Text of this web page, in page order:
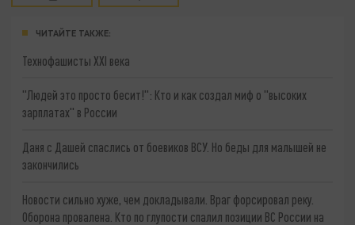
ЧИТАЙТЕ ТАКЖЕ:
Технофашисты XXI века
"Людей это просто бесит!": Кто и как создал миф о "высоких
зарплатах" в России
Даня с Дашей спаслись от боевиков ВСУ. Но беды для малышей не
закончились
Новости сильно хуже, чем докладывали. Враг форсировал реку.
Оборона провалена. Кто по глупости спалил позиции ВС России на